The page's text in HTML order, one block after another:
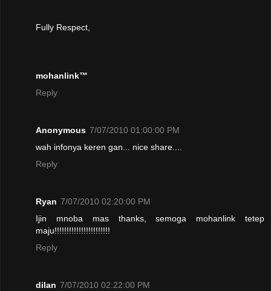
Fully Respect,
mohanlink™
Reply
Anonymous 7/07/2010 01:00:00 PM
wah infonya keren gan... nice share....
Reply
Ryan 7/07/2010 02:20:00 PM
Ijin mnoba mas thanks, semoga mohanlink tetep
maju!!!!!!!!!!!!!!!!!!!!!!!
Reply
dilan 7/07/2010 02:22:00 PM